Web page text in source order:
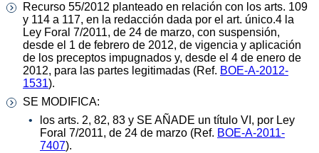
Recurso 55/2012 planteado en relación con los arts. 109
y 114 a 117, en la redacción dada por el art. único.4 la
Ley Foral 7/2011, de 24 de marzo, con suspensión,
desde el 1 de febrero de 2012, de vigencia y aplicación
de los preceptos impugnados y, desde el 4 de enero de
2012, para las partes legitimadas (Ref. BOE-A-2012-
1531).
SE MODIFICA:
los arts. 2, 82, 83 y SE AÑADE un título VI, por Ley
Foral 7/2011, de 24 de marzo (Ref. BOE-A-2011-
7407).